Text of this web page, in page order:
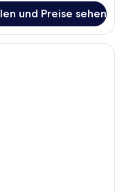
und Preise sehen
Hotelzimmer mit Bett,